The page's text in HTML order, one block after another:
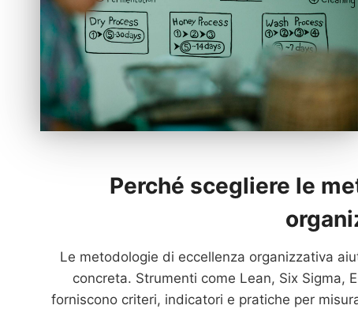
Perché scegliere le
Le metodologie di eccellenza organizzativa
concreta. Strumenti come Lean, Six Sigma,
forniscono criteri, indicatori e pratiche per